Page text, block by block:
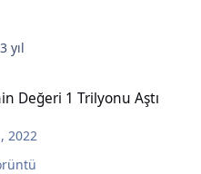
3 yıl
Değeri 1 Trilyonu Aştı
2022